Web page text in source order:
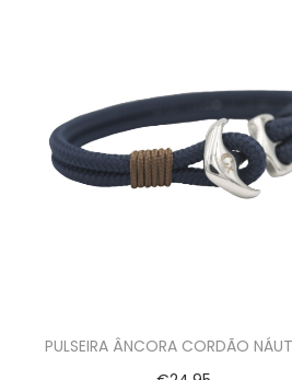
PULSEIRA ÂNCORA CORDÃO